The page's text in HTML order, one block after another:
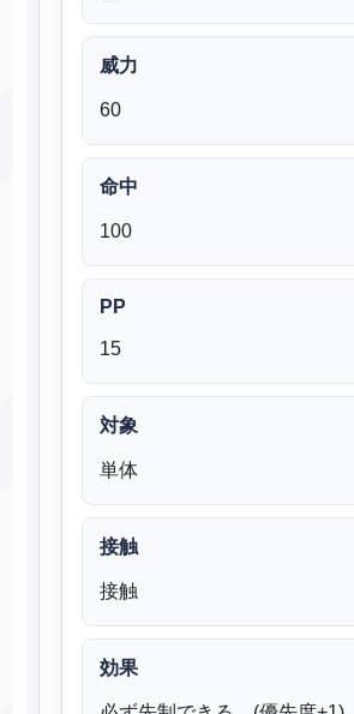
威力
60
命中
100
PP
15
対象
単体
接触
接触
効果